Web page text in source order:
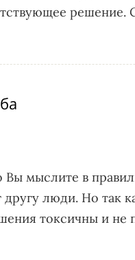
решение.
Вы мыслите в
люди. Но так
токсичны и не